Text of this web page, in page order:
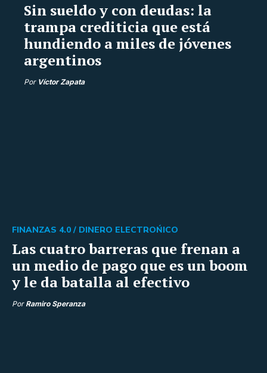
Sin sueldo y con deudas: la
trampa crediticia que está
hundiendo a miles de jóvenes
argentinos
Por Víctor Zapata
Las cuatro barreras que frenan a
un medio de pago que es un boom
y le da batalla al efectivo
FINANZAS 4.0 / DINERO ELECTROŃICO
Por Ramiro Speranza